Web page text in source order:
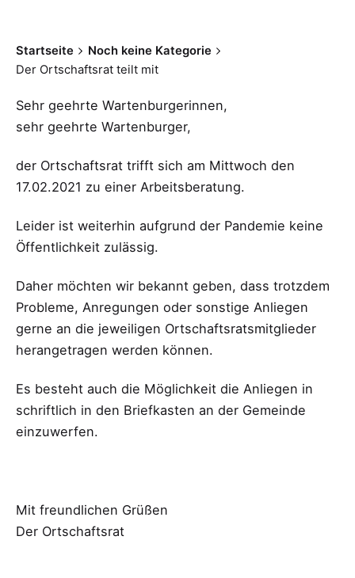
Startseite
Noch keine Kategorie
Der Ortschaftsrat teilt mit
Sehr geehrte Wartenburgerinnen,
sehr geehrte Wartenburger,
der Ortschaftsrat trifft sich am Mittwoch den
17.02.2021 zu einer Arbeitsberatung.
Leider ist weiterhin aufgrund der Pandemie keine
Öffentlichkeit zulässig.
Daher möchten wir bekannt geben, dass trotzdem
Probleme, Anregungen oder sonstige Anliegen
gerne an die jeweiligen Ortschaftsratsmitglieder
herangetragen werden können.
Es besteht auch die Möglichkeit die Anliegen in
schriftlich in den Briefkasten an der Gemeinde
einzuwerfen.
Mit freundlichen Grüßen
Der Ortschaftsrat